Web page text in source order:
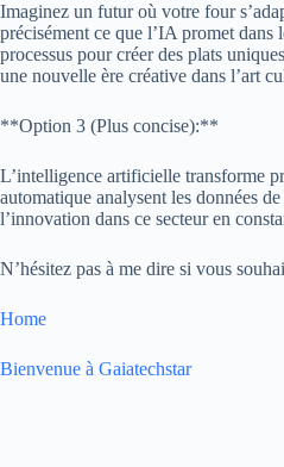
Imaginez un futur où votre four
précisément ce que l’IA promet dans
processus pour créer des plats
une nouvelle ère créative dans l’art
**Option 3 (Plus concise):**
L’intelligence artificielle transforme
automatique analysent les données
l’innovation dans ce secteur en
N’hésitez pas à me dire si vous
Home
Bienvenue à Gaiatechstar